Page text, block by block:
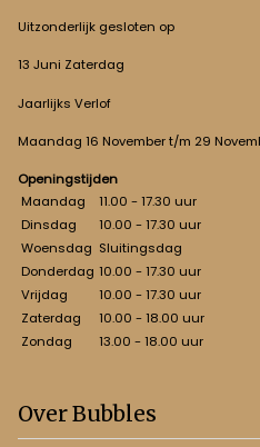
Uitzonderlijk gesloten op
13 Juni Zaterdag
Jaarlijks Verlof
Maandag 16 November t/m 29
Openingstijden
Maandag
11.00 - 17.30 uur
Dinsdag
10.00 - 17.30 uur
Woensdag Sluitingsdag
Donderdag 10.00 - 17.30 uur
Vrijdag
10.00 - 17.30 uur
Zaterdag
10.00 - 18.00 uur
Zondag
13.00 - 18.00 uur
Over Bubbles